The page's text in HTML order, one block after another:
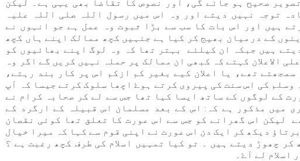
صحیح ہو جائے گی، اور نصوص کا تقاضا بھی یہی ہے۔ لیکن
توجہ نہیں دیتے اور وہ اس میں رسول اللہ صلی اللہ علیہ
ہیں اور اس بات کا سب سے بڑا ثبوت وہ عمل ہے جو انہوں نے
کے درمیان بھیج کر کیا ہے جنہیں کچھ ممالک اپنے ہاں کچھ
ہیں جبکہ ان کیلئے بہتر تھا کہ وہ لوگ اپنے بھائیوں کو
الاعلان کہتے کہ کبھی ان ممالک پر حملہ نہیں کریں گے اگر وہ
تھے، یا اعلان کیے بغیر کم ازکم اس پر کار بند رہتے،
وسلم کی اس سنت کی پیروی کرتے ہوۓ اچھا سلوک کرتے جیسا کہ آپ
کے لوگوں کے ساتھ ایسا کیا تھا جس سے لے کر صحابہ کرام نے
میں مذکور ہے کہ: اس کے بعد مسلمان اس قبیلہ کے ارگرد کے
لیکن اس گھرانے کو جس سے اس عورت کا تعلق تھا کوئی نقصان
دیکھ کر ایک دن اس عورت نے اپنی قوم سے کہا کہ میرا خیال
کر چھوڑ دیتے ہیں ۔ تو کیا تمہیں اسلام کی طرف کچھ رغبت ہے ؟
اسلام لے آۓ۔